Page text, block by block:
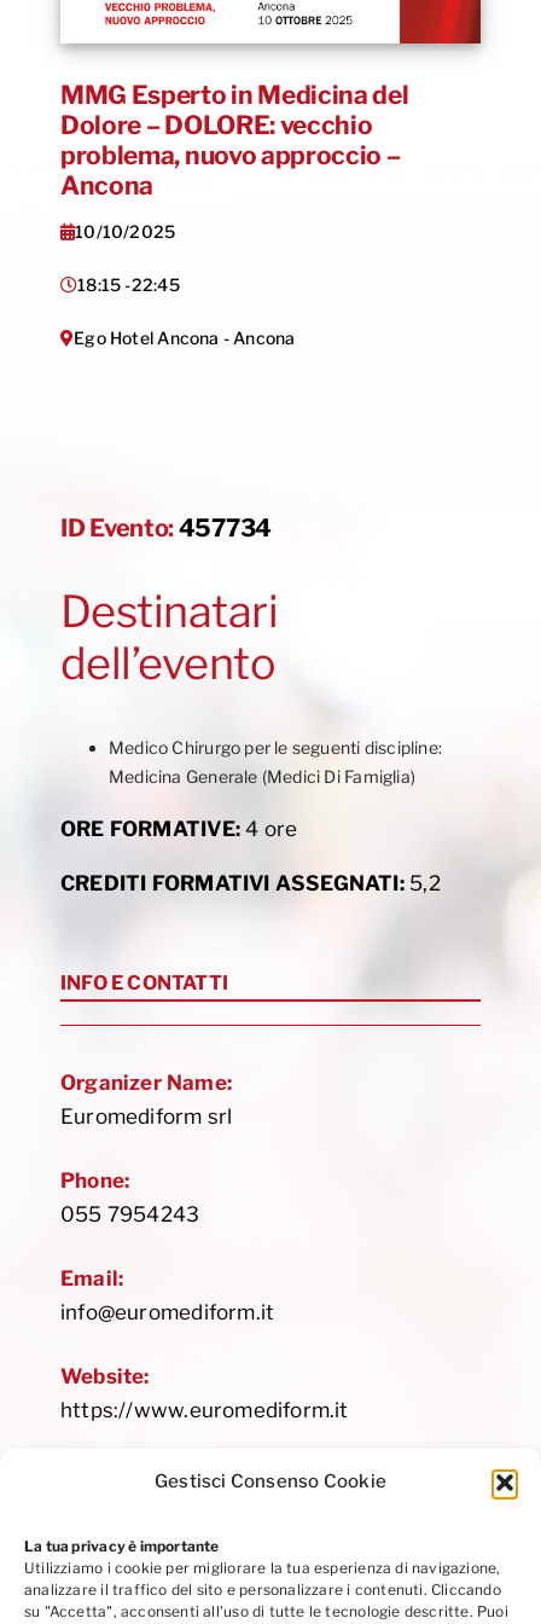
Gestisci Consenso Cookie
La tua privacy è importante
Utilizziamo i cookie per migliorare la tua esperienza di navigazione,
analizzare il traffico del sito e personalizzare i contenuti. Cliccando
su "Accetta", acconsenti all'uso di tutte le tecnologie descritte. Puoi
MMG Esperto in Medicina del
Dolore – DOLORE: vecchio
problema, nuovo approccio –
Ancona
10/10/2025
18:15 -22:45
Ego Hotel Ancona - Ancona
ID Evento:457734
Destinatari
dell’evento
Medico Chirurgo per le seguenti discipline:
Medicina Generale (Medici Di Famiglia)
ORE FORMATIVE:4 ore
CREDITI FORMATIVI ASSEGNATI:5,2
INFO E CONTATTI
Organizer Name:
Euromediform srl
Phone:
055 7954243
Email:
info@euromediform.it
Website:
https://www.euromediform.it
Privacy Policy|Cookie Policy|Codice Etico
Seguici su Linkedin